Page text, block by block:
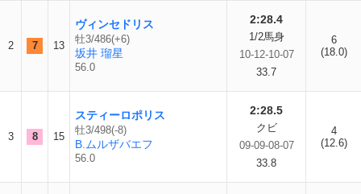
2 7 13
ヴィンセドリス
牡3/486(+6)
坂井 瑠星
56.0
2:28.4
1/2馬身
10-12-10-07
33.7
6
(18.0)
3 8 15
スティーロポリス
牡3/498(-8)
B.ムルザバエフ
56.0
2:28.5
クビ
09-09-08-07
33.8
4
(12.6)